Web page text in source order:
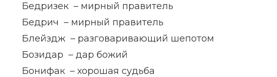
Бедризек – мирный правитель
Бедрич – мирный правитель
Блейздж – разговаривающий шепотом
Бозидар – дар божий
Бонифак – хорошая судьба